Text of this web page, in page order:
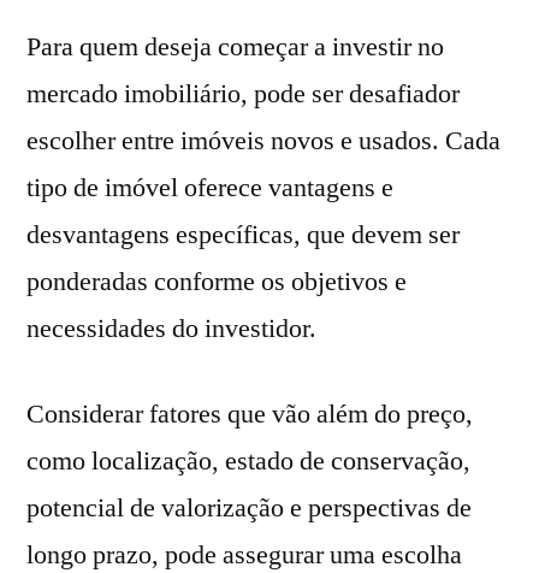
Para quem deseja começar a investir no
mercado imobiliário, pode ser desafiador
escolher entre imóveis novos e usados. Cada
tipo de imóvel oferece vantagens e
desvantagens específicas, que devem ser
ponderadas conforme os objetivos e
necessidades do investidor.
Considerar fatores que vão além do preço,
como localização, estado de conservação,
potencial de valorização e perspectivas de
longo prazo, pode assegurar uma escolha